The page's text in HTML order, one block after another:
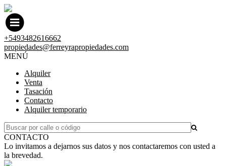
+5493482616662
propiedades@ferreyrapropiedades.com
MENÚ
Alquiler
Venta
Tasación
Contacto
Alquiler temporario
CONTACTO
Lo invitamos a dejarnos sus datos y nos contactaremos con usted a
la brevedad.